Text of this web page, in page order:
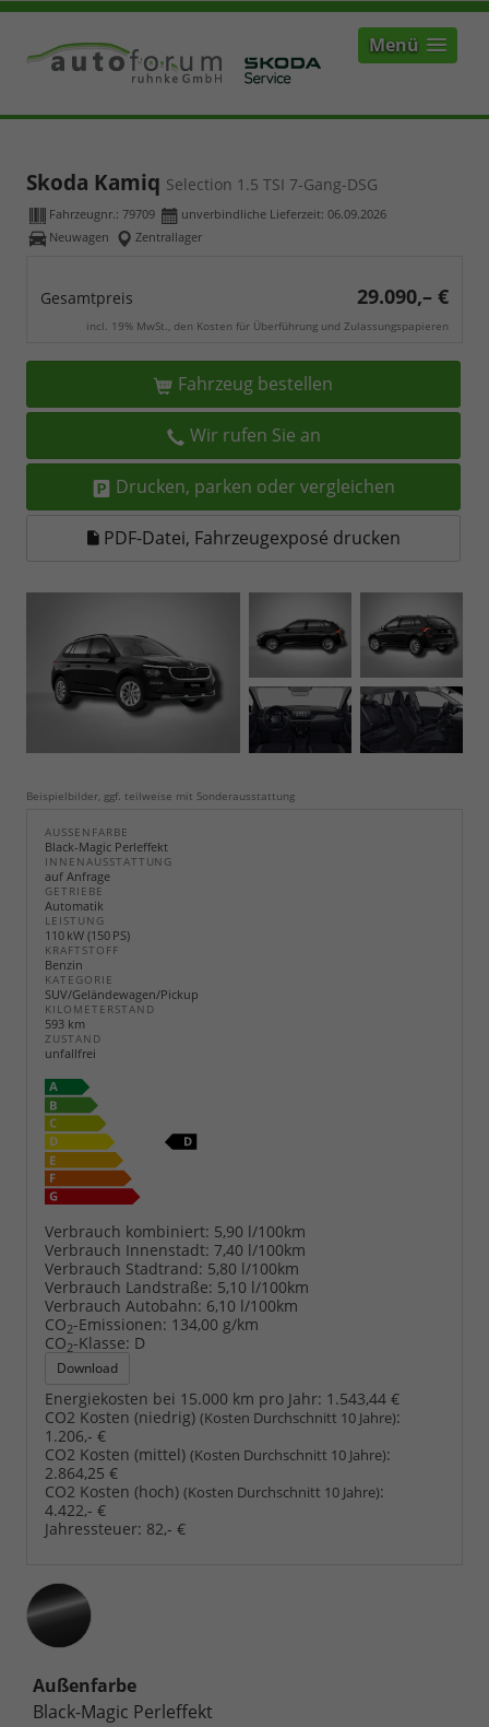
Menü
Skoda Kamiq Selection 1.5 TSI 7-Gang-DSG
Fahrzeugnr.: 79709 unverbindliche Lieferzeit: 06.09.2026
Neuwagen
Zentrallager
Gesamtpreis 29.090,– €
incl. 19% MwSt., den Kosten für Überführung und Zulassungspapieren
Fahrzeug bestellen
Wir rufen Sie an
Drucken, parken oder vergleichen
PDF-Datei, Fahrzeugexposé drucken
Beispielbilder, ggf. teilweise mit Sonderausstattung
AUSSENFARBE
Black-Magic Perleffekt
INNENAUSSTATTUNG
auf Anfrage
GETRIEBE
Automatik
LEISTUNG
110 kW (150 PS)
KRAFTSTOFF
Benzin
KATEGORIE
SUV/Geländewagen/Pickup
KILOMETERSTAND
593 km
ZUSTAND
unfallfrei
Verbrauch kombiniert: 5,90 l/100km
Verbrauch Innenstadt: 7,40 l/100km
Verbrauch Stadtrand: 5,80 l/100km
Verbrauch Landstraße: 5,10 l/100km
Verbrauch Autobahn: 6,10 l/100km
CO2-Emissionen: 134,00 g/km
CO2-Klasse: D
Download
Energiekosten bei 15.000 km pro Jahr: 1.543,44 €
CO2 Kosten (niedrig) (Kosten Durchschnitt 10 Jahre):
1.206,- €
CO2 Kosten (mittel) (Kosten Durchschnitt 10 Jahre):
2.864,25 €
CO2 Kosten (hoch) (Kosten Durchschnitt 10 Jahre):
4.422,- €
Jahressteuer: 82,- €
Außenfarbe
Black-Magic Perleffekt